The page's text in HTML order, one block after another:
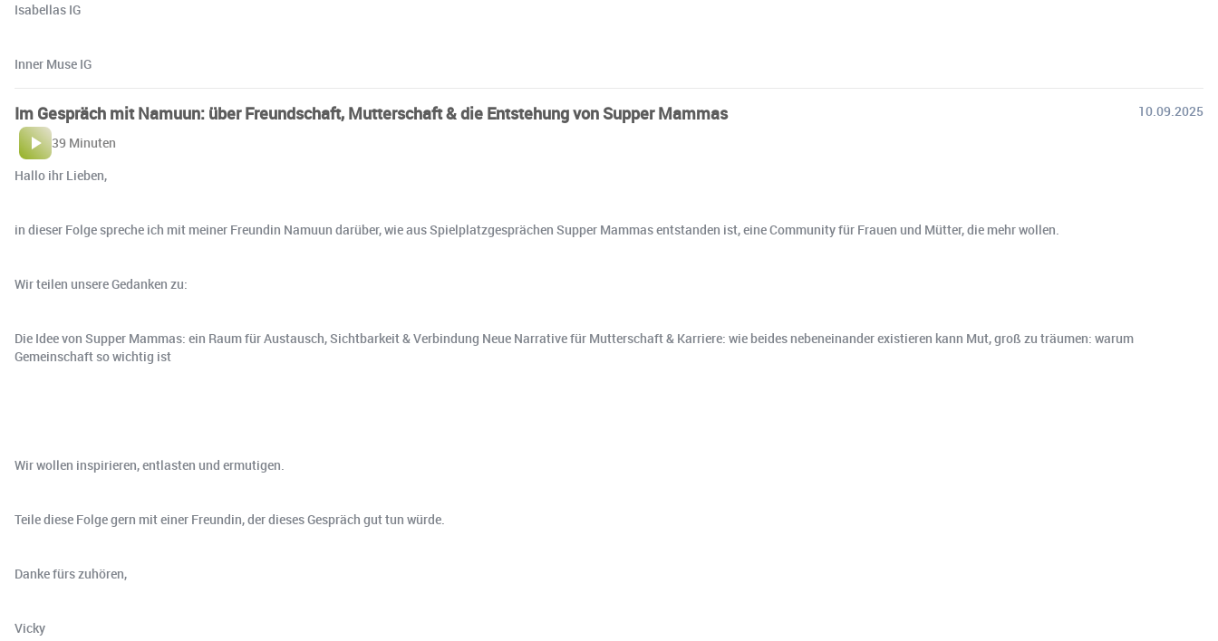
Isabellas IG
Inner Muse IG
Im Gespräch mit Namuun: über Freundschaft, Mutterschaft & die Entstehung von Supper Mammas
10.09.2025
39 Minuten
Hallo ihr Lieben,
in dieser Folge spreche ich mit meiner Freundin Namuun darüber, wie aus Spielplatzgesprächen Supper Mammas entstanden ist, eine Community für Frauen und Mütter, die mehr wollen.
Wir teilen unsere Gedanken zu:
Die Idee von Supper Mammas: ein Raum für Austausch, Sichtbarkeit & Verbindung Neue Narrative für Mutterschaft & Karriere: wie beides nebeneinander existieren kann Mut, groß zu träumen: warum
Gemeinschaft so wichtig ist
Wir wollen inspirieren, entlasten und ermutigen.
Teile diese Folge gern mit einer Freundin, der dieses Gespräch gut tun würde.
Danke fürs zuhören,
Vicky